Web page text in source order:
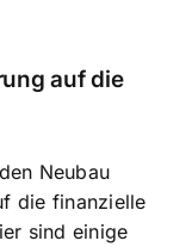
auf die
Neubau
die finanzielle
sind einige